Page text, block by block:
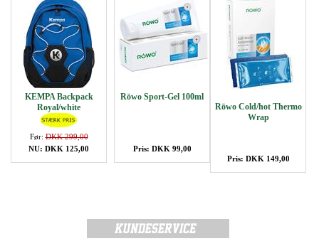
KEMPA Backpack
Royal/white
Før:DKK 299,00
NU: DKK 125,00
Röwo Sport-Gel 100ml
Pris: DKK 99,00
Röwo Cold/hot Thermo
Wrap
Pris: DKK 149,00